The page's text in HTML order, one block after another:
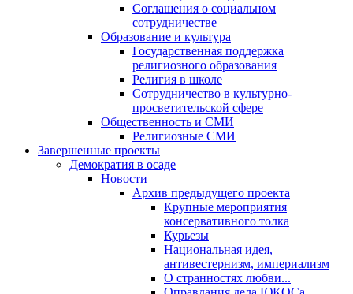
Соглашения о социальном
сотрудничестве
Образование и культура
Государственная поддержка
религиозного образования
Религия в школе
Сотрудничество в культурно-
просветительской сфере
Общественность и СМИ
Религиозные СМИ
Завершенные проекты
Демократия в осаде
Новости
Архив предыдущего проекта
Крупные мероприятия
консервативного толка
Курьезы
Национальная идея,
антивестернизм, империализм
О странностях любви...